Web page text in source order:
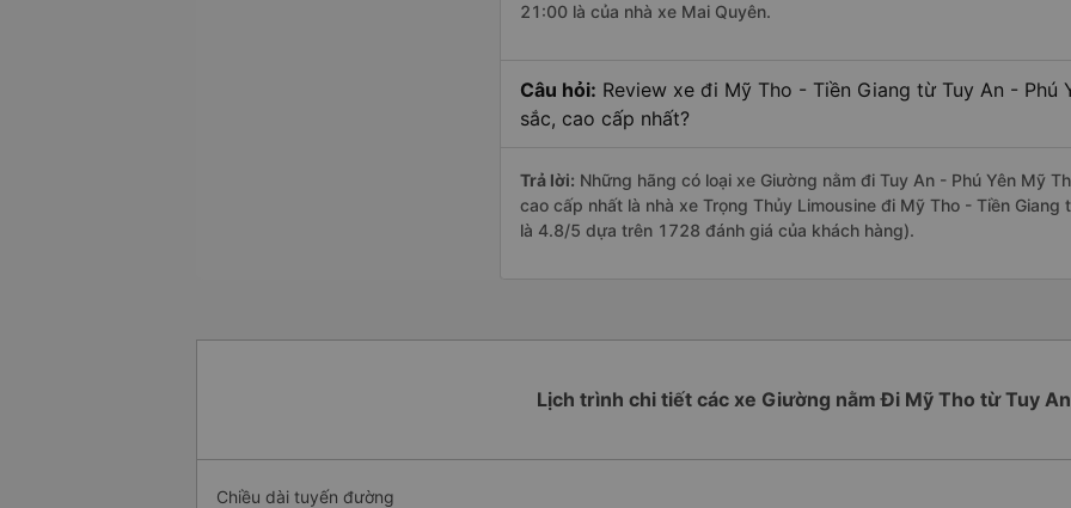
21:00 là của nhà xe Mai Quyên.
Câu hỏi: Review xe đi Mỹ Tho - Tiền Giang từ Tuy An -
sắc, cao cấp nhất?
Trả lời: Những hãng có loại xe Giường nằm đi Tuy An - Phú Yên Mỹ
cao cấp nhất là nhà xe Trọng Thủy Limousine đi Mỹ Tho - Tiền
là 4.8/5 dựa trên 1728 đánh giá của khách hàng).
Lịch trình chi tiết các xe Giường nằm Đi Mỹ Tho từ Tuy An
Chiều dài tuyến đường